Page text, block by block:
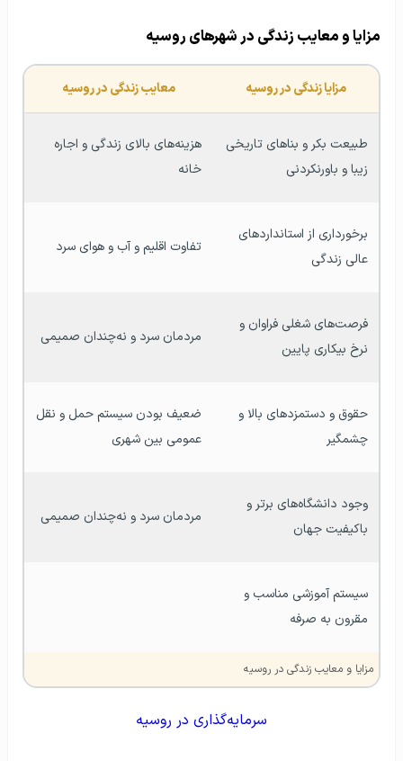
مزایا و معایب زندگی در شهرهای روسیه
مزایا زندگی در روسیه معایب زندگی در روسیه
زیبا و باورنکردنی
خانه
عالی زندگی
تفاوت اقلیم و آب و هوای سرد
نرخ بیکاری پایین
مردمان سرد و نه‌چندان صمیمی
چشمگیر
عمومی بین شهری
باکیفیت جهان
مردمان سرد و نه‌چندان صمیمی
مقرون به صرفه
مزایا و معایب زندگی در روسیه
سرمایه‌گذاری در روسیه